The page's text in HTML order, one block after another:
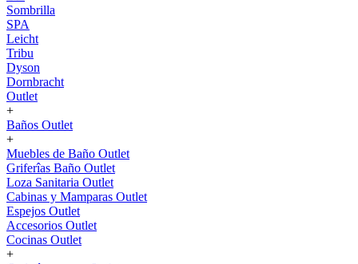
Sombrilla
SPA
Leicht
Tribu
Dyson
Dornbracht
Outlet
+
Baños Outlet
+
Muebles de Baño Outlet
Griferîas Baño Outlet
Loza Sanitaria Outlet
Cabinas y Mamparas Outlet
Espejos Outlet
Accesorios Outlet
Cocinas Outlet
+